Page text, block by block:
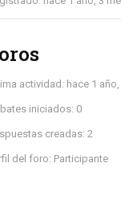
actividad: hace 1
iniciados: 0
creadas: 2
del foro: Participante